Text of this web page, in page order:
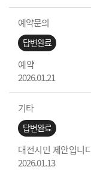
예약문의
답변완료
예약
2026.01.21
기타
답변완료
대전시민 제안입니
2026.01.13